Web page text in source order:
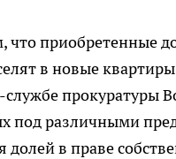
приобретенные
в новые
прокуратуры
под различными
в праве